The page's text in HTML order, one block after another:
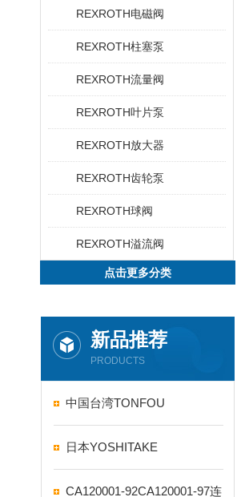
REXROTH电磁阀
REXROTH柱塞泵
REXROTH流量阀
REXROTH叶片泵
REXROTH放大器
REXROTH齿轮泵
REXROTH球阀
REXROTH溢流阀
点击更多分类
新品推荐
PRODUCTS
中国台湾TONFOU
日本YOSHITAKE
CA120001-92CA120001-97连